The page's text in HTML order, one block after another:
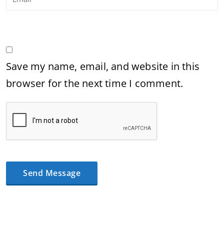
Save my name, email, and website in this
browser for the next time I comment.